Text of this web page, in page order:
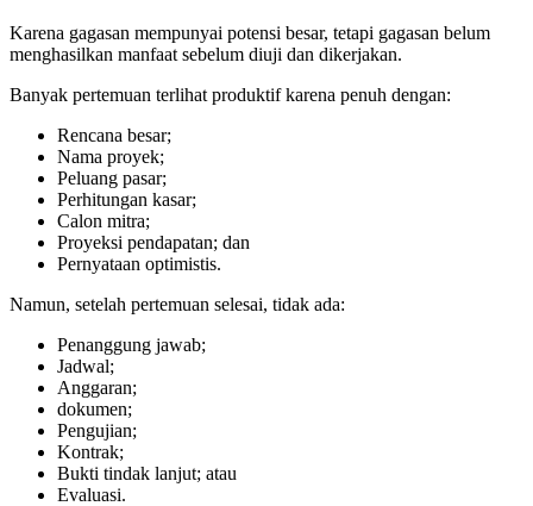
Karena gagasan mempunyai potensi besar, tetapi gagasan belum
menghasilkan manfaat sebelum diuji dan dikerjakan.
Banyak pertemuan terlihat produktif karena penuh dengan:
Rencana besar;
Nama proyek;
Peluang pasar;
Perhitungan kasar;
Calon mitra;
Proyeksi pendapatan; dan
Pernyataan optimistis.
Namun, setelah pertemuan selesai, tidak ada:
Penanggung jawab;
Jadwal;
Anggaran;
dokumen;
Pengujian;
Kontrak;
Bukti tindak lanjut; atau
Evaluasi.